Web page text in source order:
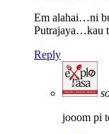
Em alahai…ni
Putrajaya…kau
Reply
jooom pi